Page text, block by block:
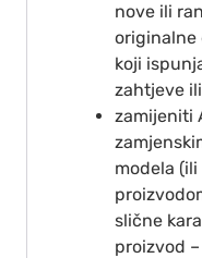
nove ili
originalne
koji
zahtjeve ili
zamijeniti
modela
slične
proizvod